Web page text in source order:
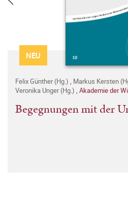
NEU
Felix Günther (Hg.) , Markus Kersten
Veronika Unger (Hg.) , Akademie der
Begegnungen mit der